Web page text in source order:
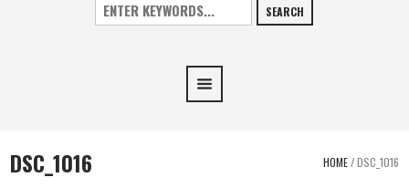
SEARCH
DSC_1016 HOME/DSC_1016